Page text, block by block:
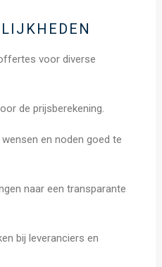
voor diverse
de prijsberekening.
en noden goed te
naar een transparante
bij leveranciers en